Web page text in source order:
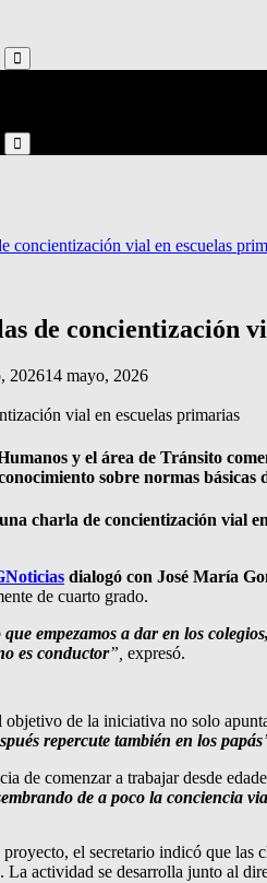
Search
Search
concientización vial en escuelas
de concientización
202614 mayo, 2026
y el área de Tránsito
sobre normas
charla de concientización vial
dialogó con José María
de cuarto grado.
empezamos a dar en los
es conductor”, expresó.
de la iniciativa no solo
repercute también en los papás
de comenzar a trabajar desde
de a poco la conciencia
el secretario indicó que las
La actividad se desarrolla junto al